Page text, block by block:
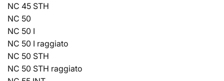
NC 45 STH
NC 50
NC 50 I
NC 50 I raggiato
NC 50 STH
NC 50 STH raggiato